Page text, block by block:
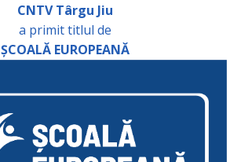
CNTV Târgu Jiu
a primit titlul de
ȘCOALĂ EUROPEANĂ